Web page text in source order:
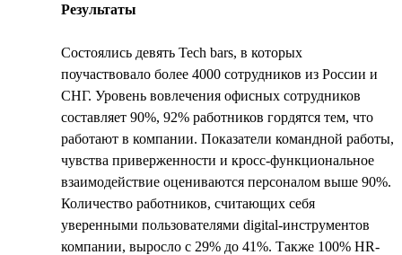
Результаты
Состоялись девять Tech bars, в которых
поучаствовало более 4000 сотрудников из России и
СНГ. Уровень вовлечения офисных сотрудников
составляет 90%, 92% работников гордятся тем, что
работают в компании. Показатели командной работы,
чувства приверженности и кросс-функциональное
взаимодействие оцениваются персоналом выше 90%.
Количество работников, считающих себя
уверенными пользователями digital-инструментов
компании, выросло с 29% до 41%. Также 100% HR-